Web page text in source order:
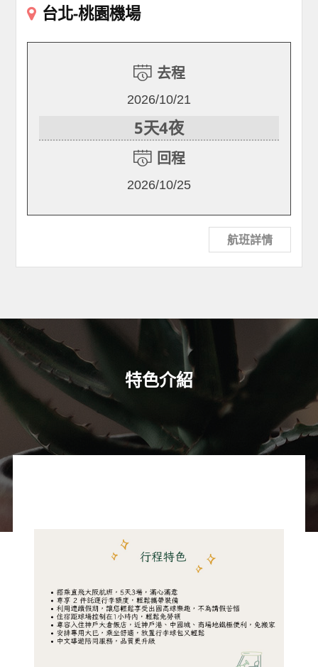
台北-桃園機場
去程
2026/10/21
5天4夜
回程
2026/10/25
航班詳情
特色介紹